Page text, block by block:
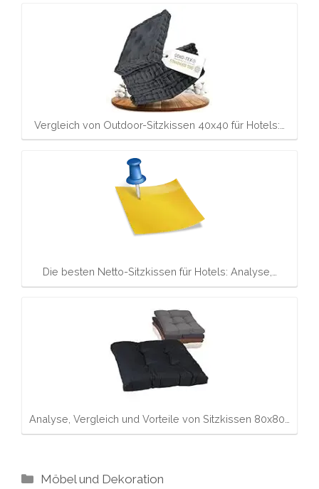
Vergleich von Outdoor-Sitzkissen 40x40 für Hotels:…
Die besten Netto-Sitzkissen für Hotels: Analyse,…
Analyse, Vergleich und Vorteile von Sitzkissen 80x80…
Kategorien
Möbel und Dekoration